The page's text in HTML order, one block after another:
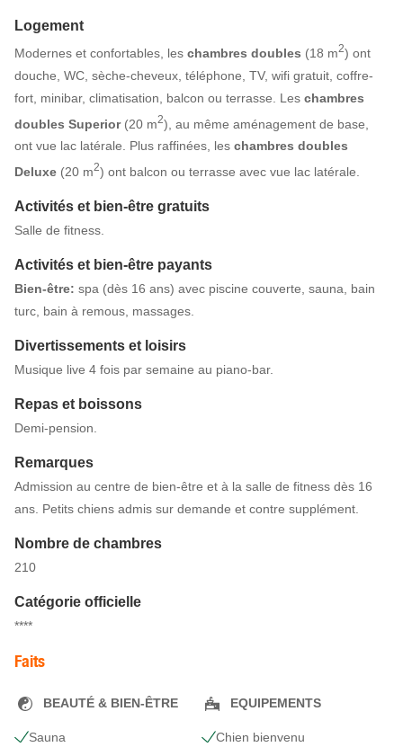
Logement
Modernes et confortables, les chambres doubles (18 m2) ont
douche, WC, sèche-cheveux, téléphone, TV, wifi gratuit, coffre-
fort, minibar, climatisation, balcon ou terrasse. Les chambres
doubles Superior(20 m2), au même aménagement de base,
ont vue lac latérale. Plus raffinées, les chambres doubles
Deluxe (20 m2) ont balcon ou terrasse avec vue lac latérale.
Activités et bien-être gratuits
Salle de fitness.
Activités et bien-être payants
Bien-être: spa (dès 16 ans) avec piscine couverte, sauna, bain
turc, bain à remous, massages.
Divertissements et loisirs
Musique live 4 fois par semaine au piano-bar.
Repas et boissons
Demi-pension.
Remarques
Admission au centre de bien-être et à la salle de fitness dès 16
ans. Petits chiens admis sur demande et contre supplément.
Nombre de chambres
210
Catégorie officielle
****
Faits
BEAUTÉ & BIEN-ÊTRE
Sauna
EQUIPEMENTS
Chien bienvenu